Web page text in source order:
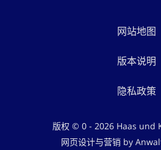
网站地图
版本说明
隐私政策
版权 © 0 - 2026 Haas und
网页设计与营销 by